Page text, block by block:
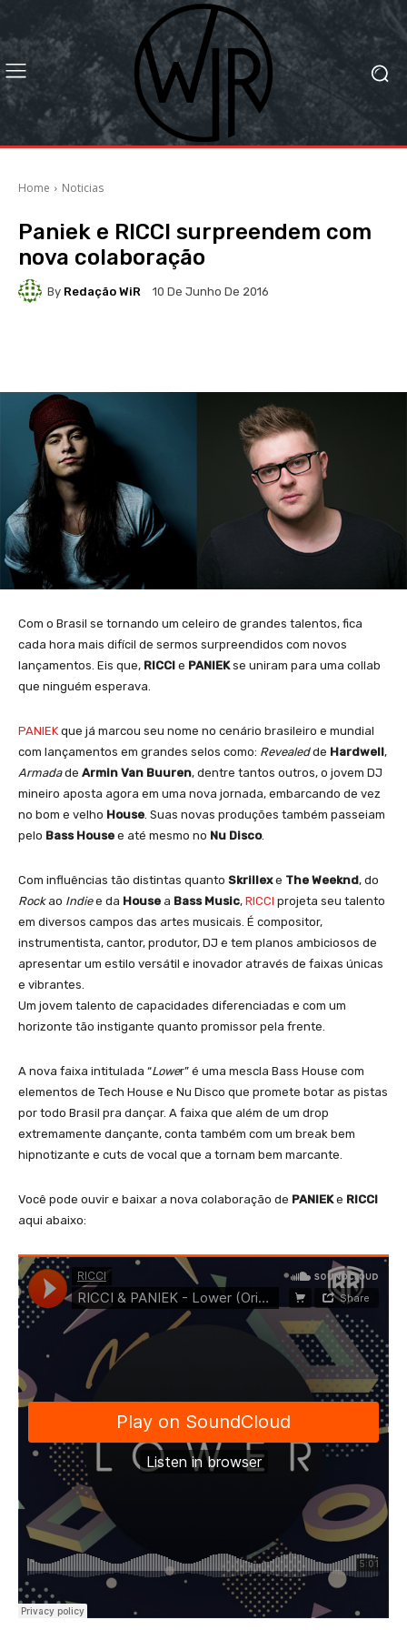
Home Noticias
Paniek e RICCI surpreendem com
nova colaboração
By Redação WiR 10 De Junho De 2016
Com o Brasil se tornando um celeiro de grandes talentos, fica
cada hora mais difícil de sermos surpreendidos com novos
lançamentos. Eis que, RICCI e PANIEK se uniram para uma collab
que ninguém esperava.
PANIEK que já marcou seu nome no cenário brasileiro e mundial
com lançamentos em grandes selos como: Revealedde Hardwell,
Armadade Armin Van Buuren, dentre tantos outros, o jovem DJ
mineiro aposta agora em uma nova jornada, embarcando de vez
no bom e velho House . Suas novas produções também passeiam
pelo Bass House e até mesmo no Nu Disco.
Com influências tão distintas quanto Skrillexe The Weeknd, do
Rockao Indiee da House a Bass Music, RICCI projeta seu talento
em diversos campos das artes musicais. É compositor,
instrumentista, cantor, produtor, DJ e tem planos ambiciosos de
apresentar um estilo versátil e inovador através de faixas únicas
e vibrantes.
Um jovem talento de capacidades diferenciadas e com um
horizonte tão instigante quanto promissor pela frente.
A nova faixa intitulada “Lower” é uma mescla Bass House com
elementos de Tech House e Nu Disco que promete botar as pistas
por todo Brasil pra dançar. A faixa que além de um drop
extremamente dançante, conta também com um break bem
hipnotizante e cuts de vocal que a tornam bem marcante.
Você pode ouvir e baixar a nova colaboração de PANIEK e RICCI
aqui abaixo: